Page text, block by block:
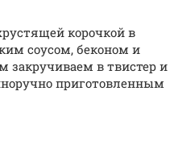
корочкой в
соусом, беконом и
в твистер и
приготовленным